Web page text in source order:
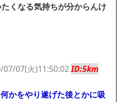
くなる気持ちが分からんけ
07/07(火)11:50:02ID:5km
かをやり遂げた後とかに吸